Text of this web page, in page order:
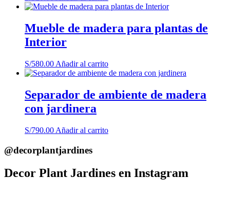
Mueble de madera para plantas de
Interior
S/580.00 Añadir al carrito
Separador de ambiente de madera
con jardinera
S/790.00 Añadir al carrito
@decorplantjardines
Decor Plant Jardines en Instagram